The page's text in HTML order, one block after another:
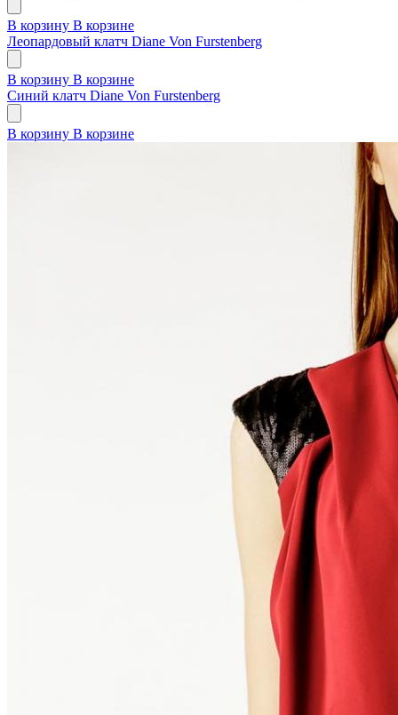
В корзину В корзине
Леопардовый клатч Diane Von Furstenberg
В корзину В корзине
Синий клатч Diane Von Furstenberg
В корзину В корзине